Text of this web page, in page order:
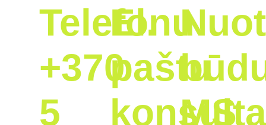
Telefonu
+370
5
El.
paštu
MS